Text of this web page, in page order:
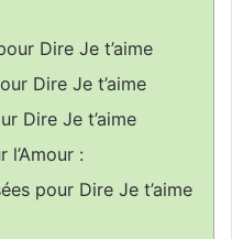
Dire Je t’aime
Dire Je t’aime
Dire Je t’aime
l’Amour :
pour Dire Je t’aime